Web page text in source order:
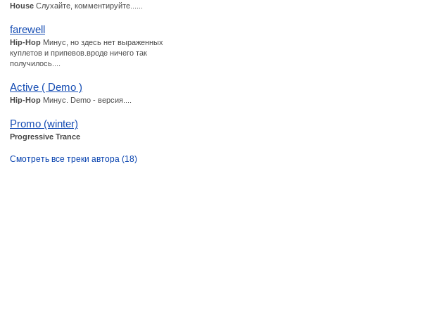
House Слухайте, комментируйте......
farewell
Hip-Hop Минус, но здесь нет выраженных
куплетов и припевов.вроде ничего так
получилось....
Active ( Demo )
Hip-Hop Минус. Demo - версия....
Promo (winter)
Progressive Trance
Смотреть все треки автора (18)